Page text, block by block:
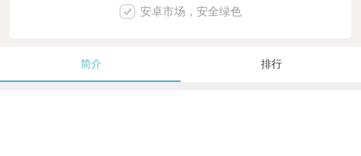
安卓市场，安全绿色
简介 排行